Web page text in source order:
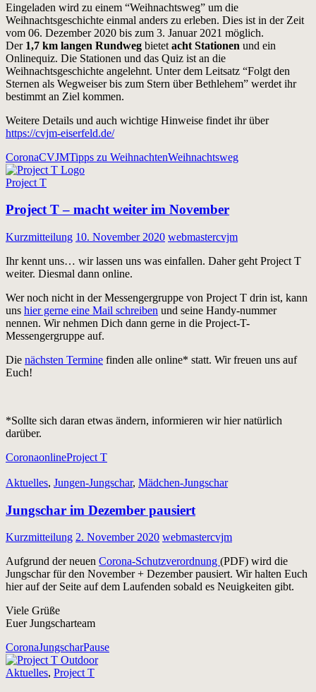
Eingeladen wird zu einem “Weihnachtsweg” um die
Weihnachtsgeschichte einmal anders zu erleben. Dies ist in der Zeit
vom 06. Dezember 2020 bis zum 3. Januar 2021 möglich.
Der 1,7 km langen Rundweg bietet acht Stationen und ein
Onlinequiz. Die Stationen und das Quiz ist an die
Weihnachtsgeschichte angelehnt. Unter dem Leitsatz “Folgt den
Sternen als Wegweiser bis zum Stern über Bethlehem” werdet ihr
bestimmt an Ziel kommen.
Weitere Details und auch wichtige Hinweise findet ihr über
https://cvjm-eiserfeld.de/
CoronaCVJMTipps zu WeihnachtenWeihnachtsweg
Project T
Project T – macht weiter im November
Kurzmitteilung 10. November 2020 webmastercvjm
Ihr kennt uns… wir lassen uns was einfallen. Daher geht Project T
weiter. Diesmal dann online.
Wer noch nicht in der Messengergruppe von Project T drin ist, kann
uns hier gerne eine Mail schreiben und seine Handy-nummer
nennen. Wir nehmen Dich dann gerne in die Project-T-
Messengergruppe auf.
Die nächsten Termine finden alle online* statt. Wir freuen uns auf
Euch!
*Sollte sich daran etwas ändern, informieren wir hier natürlich
darüber.
CoronaonlineProject T
Aktuelles, Jungen-Jungschar, Mädchen-Jungschar
Jungschar im Dezember pausiert
Kurzmitteilung 2. November 2020 webmastercvjm
Aufgrund der neuen Corona-Schutzverordnung (PDF) wird die
Jungschar für den November + Dezember pausiert. Wir halten Euch
hier auf der Seite auf dem Laufenden sobald es Neuigkeiten gibt.
Viele Grüße
Euer Jungscharteam
CoronaJungscharPause
Aktuelles, Project T